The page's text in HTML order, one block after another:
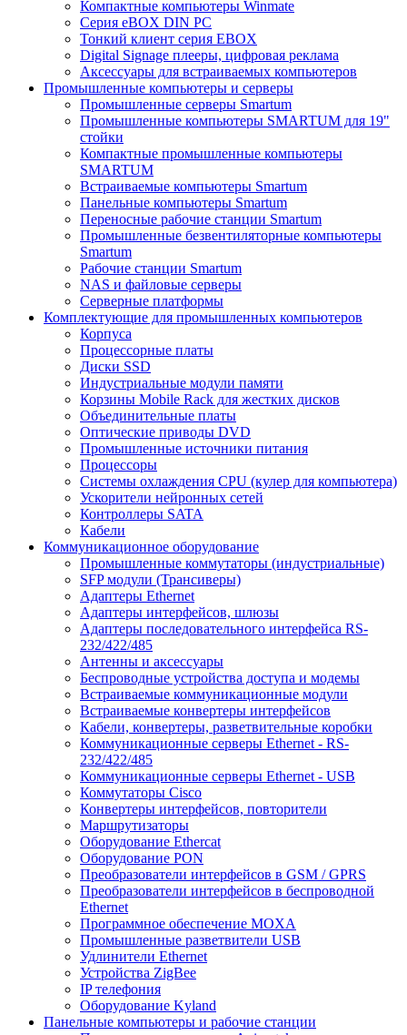
Компактные компьютеры Winmate
Серия eBOX DIN PC
Тонкий клиент серия EBOX
Digital Signage плееры, цифровая реклама
Аксессуары для встраиваемых компьютеров
Промышленные компьютеры и серверы
Промышленные серверы Smartum
Промышленные компьютеры SMARTUM для 19"
стойки
Компактные промышленные компьютеры
SMARTUM
Встраиваемые компьютеры Smartum
Панельные компьютеры Smartum
Переносные рабочие станции Smartum
Промышленные безвентиляторные компьютеры
Smartum
Рабочие станции Smartum
NAS и файловые серверы
Серверные платформы
Комплектующие для промышленных компьютеров
Корпуса
Процессорные платы
Диски SSD
Индустриальные модули памяти
Корзины Mobile Rack для жестких дисков
Объединительные платы
Оптические приводы DVD
Промышленные источники питания
Процессоры
Системы охлаждения CPU (кулер для компьютера)
Ускорители нейронных сетей
Контроллеры SATA
Кабели
Коммуникационное оборудование
Промышленные коммутаторы (индустриальные)
SFP модули (Трансиверы)
Адаптеры Ethernet
Адаптеры интерфейсов, шлюзы
Адаптеры последовательного интерфейса RS-
232/422/485
Антенны и аксессуары
Беспроводные устройства доступа и модемы
Встраиваемые коммуникационные модули
Встраиваемые конвертеры интерфейсов
Кабели, конвертеры, разветвительные коробки
Коммуникационные серверы Ethernet - RS-
232/422/485
Коммуникационные серверы Ethernet - USB
Коммутаторы Cisco
Конвертеры интерфейсов, повторители
Маршрутизаторы
Оборудование Ethercat
Оборудование PON
Преобразователи интерфейсов в GSM / GPRS
Преобразователи интерфейсов в беспроводной
Ethernet
Программное обеспечение MOXA
Промышленные разветвители USB
Удлинители Ethernet
Устройства ZigBee
IP телефония
Оборудование Kyland
Панельные компьютеры и рабочие станции